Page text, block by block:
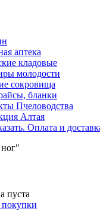
аптека
кладовые
молодости
сокровища
бланки
Пчеловодства
Алтая
Оплата и
пуста